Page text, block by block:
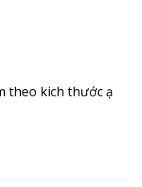
theo kich thước ạ